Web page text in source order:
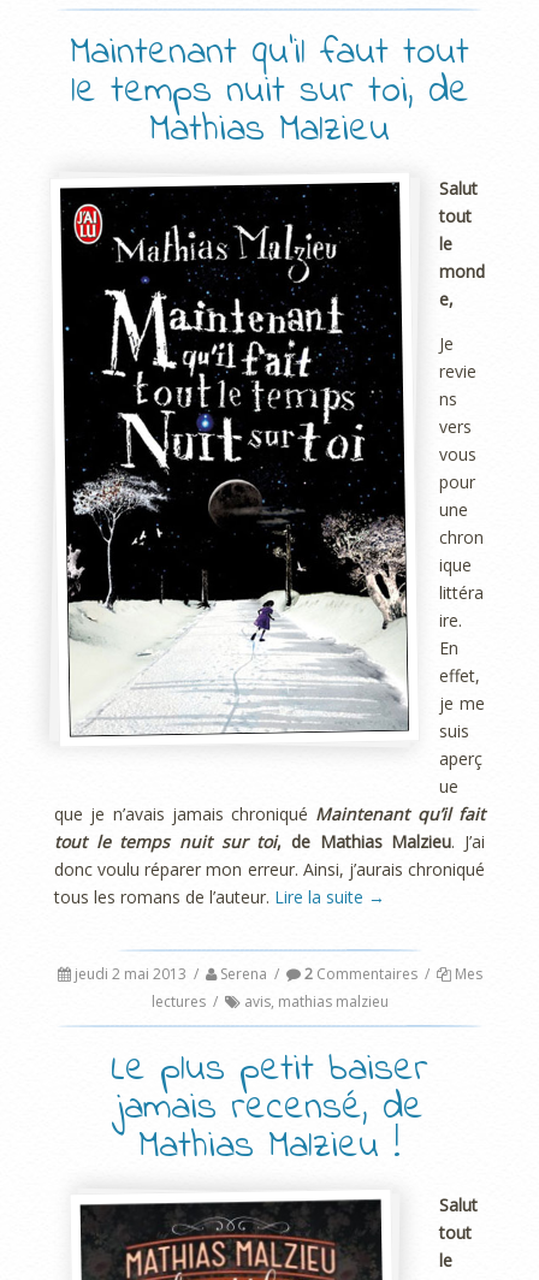
Maintenant qu’il faut tout
le temps nuit sur toi, de
Mathias Malzieu
Salut
tout
le
mond
e,
Je
revie
ns
vers
vous
pour
une
chron
ique
littéra
ire.
En
effet,
je me
suis
aperç
ue
que je n’avais jamais chroniqué Maintenant qu’il fait
tout le temps nuit sur toi, de Mathias Malzieu. J’ai
donc voulu réparer mon erreur. Ainsi, j’aurais chroniqué
tous les romans de l’auteur. Lire la suite →
jeudi 2 mai 2013 / Serena / 2Commentaires /
Mes
lectures / avis, mathias malzieu
Le plus petit baiser
jamais recensé, de
Mathias Malzieu !
Salut
tout
le